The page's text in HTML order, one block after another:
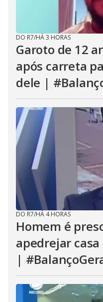
DO R7/HÁ 3 HORAS
Garoto de 12
após carreta
dele |
DO R7/HÁ 4 HORAS
Homem é
apedrejar
|